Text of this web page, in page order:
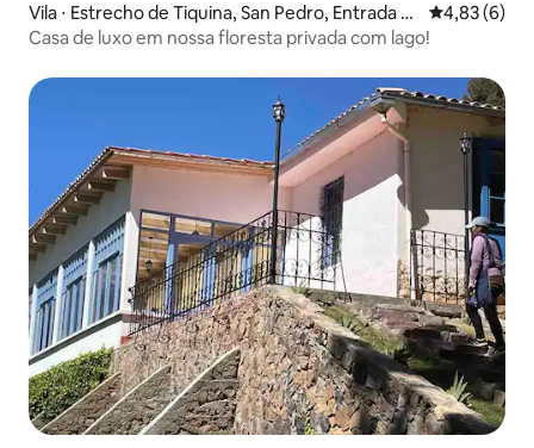
Vila ⋅ Estrecho de Tiquina, San Pedro, Entrada a
Tito Yupanqui
4,83 de uma
4,83 (6)
Casa de luxo em nossa floresta privada com lago!